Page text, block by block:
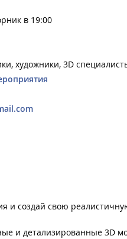
в 19:00
художники, 3D
и создай свою
и детализированные 3D